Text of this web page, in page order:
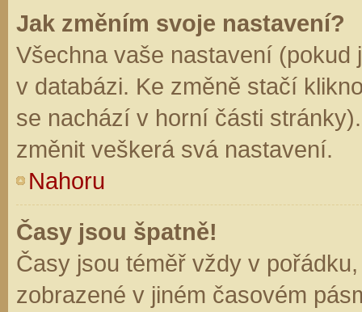
Jak změním svoje nastavení?
Všechna vaše nastavení (pokud
v databázi. Ke změně stačí
se nachází v horní části
změnit veškerá svá nastavení.
Nahoru
Časy jsou špatně!
Časy jsou téměř vždy v
zobrazené v jiném časovém